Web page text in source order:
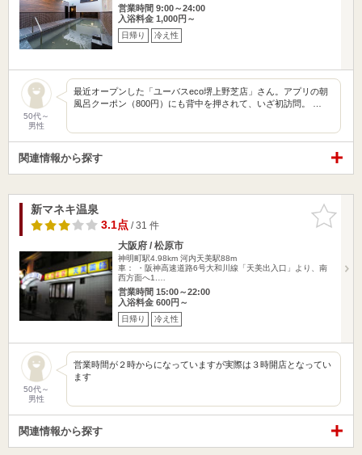
営業時間 9:00～24:00
入浴料金 1,000円～
日帰り 冷え性
50代～
男性
最近オープンした「ユーバスeco堺上野芝店」さん。アプリの朝
風呂クーポン（800円）にも背中を押されて、いざ初訪問。 …
関連情報から探す
お気に入
りに追加
新マネキ温泉
3.1点/ 31 件
大阪府 / 松原市
神明町駅4.98km 河内天美駅88m
車： ・阪神高速道路6号大和川線「天美出入口」より、南
西方面へ1.…
営業時間 15:00～22:00
入浴料金 600円～
日帰り 冷え性
50代～
男性
営業時間が２時からになっていますが実際は３時開店となってい
ます
関連情報から探す